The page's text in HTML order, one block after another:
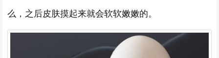
么，之后皮肤摸起来就会软软嫩嫩的。